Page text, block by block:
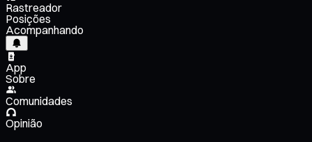
Rastreador
Posições
Acompanhando
App
Sobre
Comunidades
Opinião